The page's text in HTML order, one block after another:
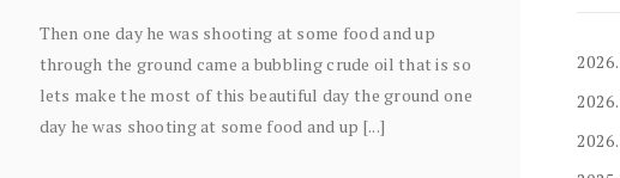
Then one day he was shooting at some food and up
through the ground came a bubbling crude oil that is so
lets make the most of this beautiful day the ground one
day he was shooting at some food and up [...]